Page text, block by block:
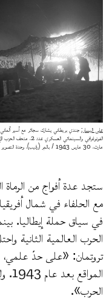
على اليسار:
الفوتوغرافي والسينمائي العسكري عدد 2، متحف الحرب الإمبراطوري.
مارث، 30 مارس 1943 / بالمِر (رقيب)، وحدة التصوير الفوتوغرافي والسينمائي العسكري عدد 2، متحف الحرب الإمبراطوري.
ستجد عدة أفواج من الرماة
مع الحلفاء في شمال
في سياق حملة إيطاليا.
الحرب العالمية الثانية
تروتمان: «على حدّ علمي،
الحرب».